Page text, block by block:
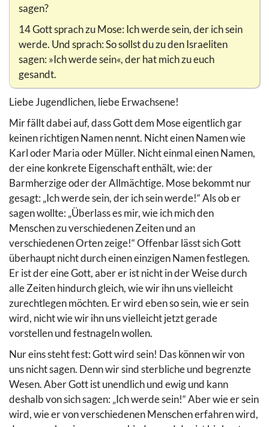
sagen?
14 Gott sprach zu Mose: Ich werde sein, der ich sein
werde. Und sprach: So sollst du zu den Israeliten
sagen: »Ich werde sein«, der hat mich zu euch
gesandt.
Liebe Jugendlichen, liebe Erwachsene!
Mir fällt dabei auf, dass Gott dem Mose eigentlich gar
keinen richtigen Namen nennt. Nicht einen Namen wie
Karl oder Maria oder Müller. Nicht einmal einen Namen,
der eine konkrete Eigenschaft enthält, wie: der
Barmherzige oder der Allmächtige. Mose bekommt nur
gesagt: „Ich werde sein, der ich sein werde!“ Als ob er
sagen wollte: „Überlass es mir, wie ich mich den
Menschen zu verschiedenen Zeiten und an
verschiedenen Orten zeige!“ Offenbar lässt sich Gott
überhaupt nicht durch einen einzigen Namen festlegen.
Er ist der eine Gott, aber er ist nicht in der Weise durch
alle Zeiten hindurch gleich, wie wir ihn uns vielleicht
zurechtlegen möchten. Er wird eben so sein, wie er sein
wird, nicht wie wir ihn uns vielleicht jetzt gerade
vorstellen und festnageln wollen.
Nur eins steht fest: Gott wird sein! Das können wir von
uns nicht sagen. Denn wir sind sterbliche und begrenzte
Wesen. Aber Gott ist unendlich und ewig und kann
deshalb von sich sagen: „Ich werde sein!“ Aber wie er sein
wird, wie er von verschiedenen Menschen erfahren wird,